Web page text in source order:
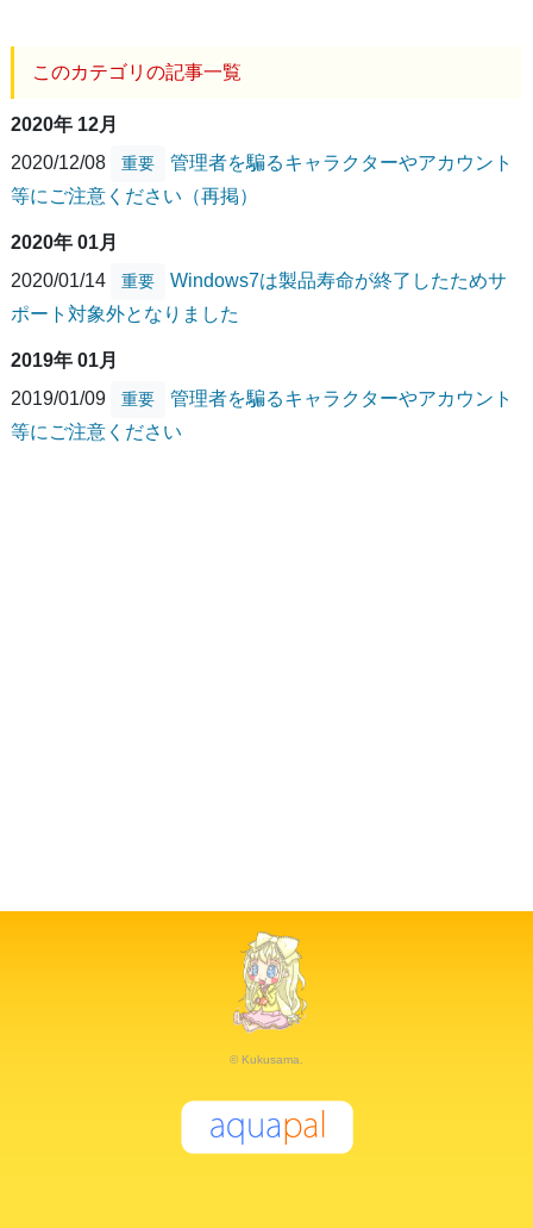
このカテゴリの記事一覧
2020年 12月
2020/12/08
重要
管理者を騙るキャラクターやアカウント
等にご注意ください（再掲）
2020年 01月
2020/01/14
重要
Windows7は製品寿命が終了したためサ
ポート対象外となりました
2019年 01月
2019/01/09
重要
管理者を騙るキャラクターやアカウント
等にご注意ください
© Kukusama.